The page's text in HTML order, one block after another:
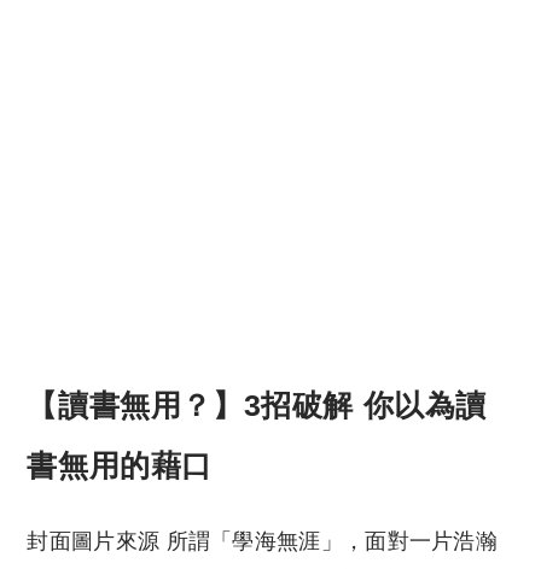
【讀書無用？】3招破解 你以為讀
書無用的藉口
封面圖片來源 所謂「學海無涯」，面對一片浩瀚